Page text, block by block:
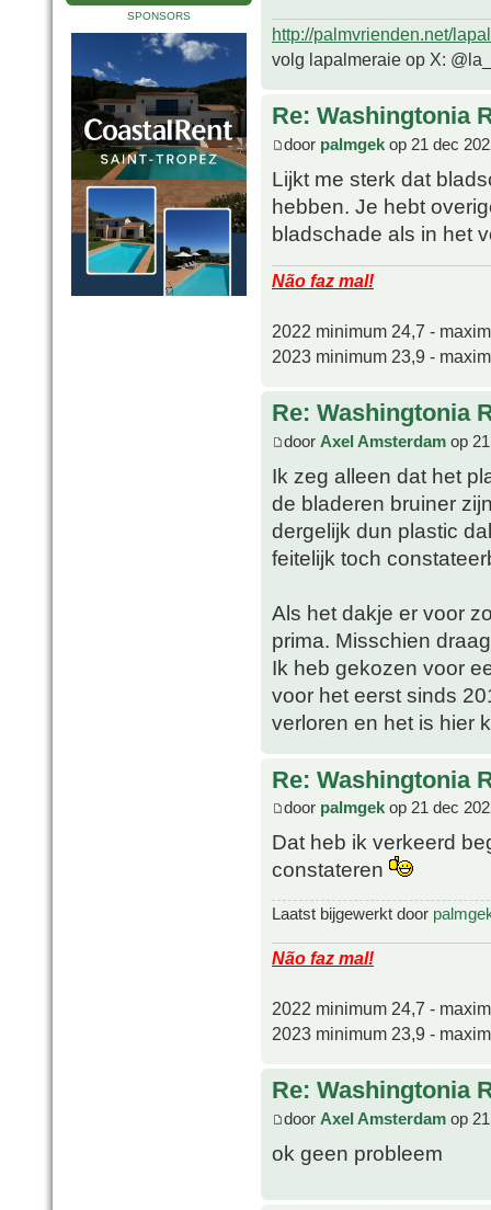
SPONSORS
http://palmvrienden.net/
volg lapalmeraie op X:
Re: Washingtonia
door palmgek op 21 dec
Lijkt me sterk dat
hebben. Je hebt
bladschade als in het
Não faz mal!
2022 minimum 24,7 -
2023 minimum 23,9 -
Re: Washingtonia
door Axel Amsterdam op
Ik zeg alleen dat het
de bladeren bruiner
dergelijk dun plastic
feitelijk toch
Als het dakje er voor
prima. Misschien
Ik heb gekozen voor
voor het eerst sinds
verloren en het is hier
Re: Washingtonia
door palmgek op 21 dec
Dat heb ik verkeerd
constateren
Laatst bijgewerkt door
Não faz mal!
2022 minimum 24,7 -
2023 minimum 23,9 -
Re: Washingtonia
door Axel Amsterdam op
ok geen probleem